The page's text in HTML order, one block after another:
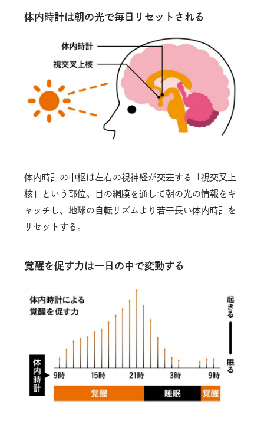
体内時計は朝の光で毎日リセットされる
体内時計の中枢は左右の視神経が交差する「視交叉上
核」という部位。目の網膜を通して朝の光の情報をキ
ャッチし、地球の自転リズムより若干長い体内時計を
リセットする。
覚醒を促す力は一日の中で変動する